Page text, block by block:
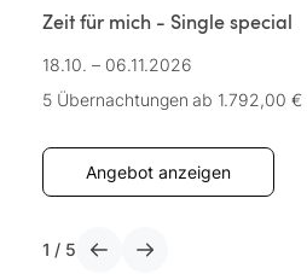
Zeit für mich - Single special
18.10. – 06.11.2026
5 Übernachtungen ab 1.792,00 €
Angebot anzeigen
1 / 5